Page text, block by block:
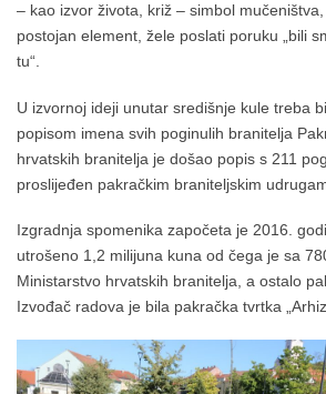
– kao izvor života, križ – simbol
postojan element, žele poslati poruku „bili
tu“.
U izvornoj ideji unutar središnje kule treba
popisom imena svih poginulih branitelja
hrvatskih branitelja je došao popis s 211
proslijeđen pakračkim braniteljskim
Izgradnja spomenika započeta je 2016.
utrošeno 1,2 milijuna kuna od čega je sa
Ministarstvo hrvatskih branitelja, a ostalo
Izvođač radova je bila pakračka tvrtka